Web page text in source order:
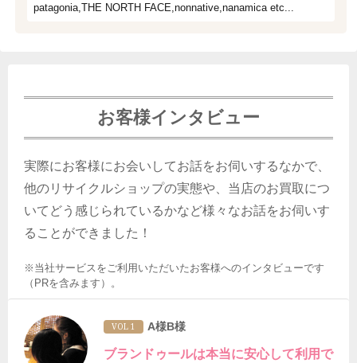
patagonia,THE NORTH FACE,nonnative,nanamica etc...
お客様インタビュー
実際にお客様にお会いしてお話をお伺いするなかで、
他のリサイクルショップの実態や、当店のお買取につ
いてどう感じられているかなど様々なお話をお伺いす
ることができました！
※当社サービスをご利用いただいたお客様へのインタビューです
（PRを含みます）。
VOL 1 A様B様
ブランドゥールは本当に安心して利用で